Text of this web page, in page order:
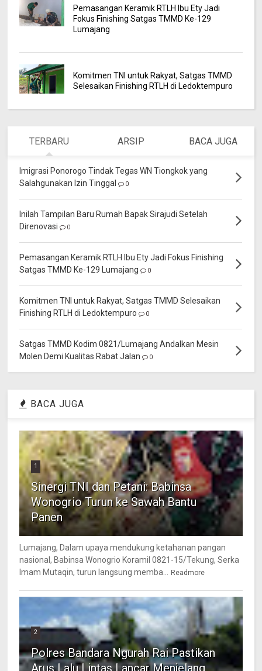
Pemasangan Keramik RTLH Ibu Ety Jadi
Fokus Finishing Satgas TMMD Ke-129
Lumajang
Komitmen TNI untuk Rakyat, Satgas TMMD
Selesaikan Finishing RTLH di Ledoktempuro
TERBARU ARSIP BACA JUGA
Imigrasi Ponorogo Tindak Tegas WN Tiongkok yang
Salahgunakan Izin Tinggal
0
Inilah Tampilan Baru Rumah Bapak Sirajudi Setelah
Direnovasi
0
Pemasangan Keramik RTLH Ibu Ety Jadi Fokus Finishing
Satgas TMMD Ke-129 Lumajang
0
Komitmen TNI untuk Rakyat, Satgas TMMD Selesaikan
Finishing RTLH di Ledoktempuro
0
Satgas TMMD Kodim 0821/Lumajang Andalkan Mesin
Molen Demi Kualitas Rabat Jalan
0
BACA JUGA
1
Sinergi TNI dan Petani: Babinsa
Wonogrio Turun ke Sawah Bantu
Panen
Lumajang, Dalam upaya mendukung ketahanan pangan
nasional, Babinsa Wonogrio Koramil 0821-15/Tekung, Serka
Imam Mutaqin, turun langsung memba...
Readmore
2
Polres Bandara Ngurah Rai Pastikan
Arus Lalu Lintas Lancar Menjelang